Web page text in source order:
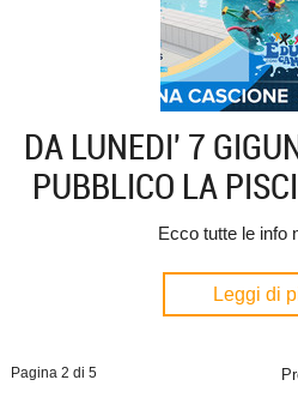
DA LUNEDI' 7
PUBBLICO LA
Ecco tutte le info
Leggi di
Pagina 2 di 5